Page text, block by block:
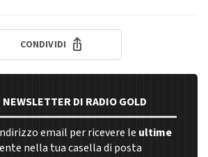
CONDIVIDI
DI RADIO GOLD
email per ricevere le ultime
nella tua casella di posta